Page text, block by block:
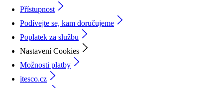
Přístupnost
Podívejte se, kam doručujeme
Poplatek za službu
Nastavení Cookies
Možnosti platby
itesco.cz